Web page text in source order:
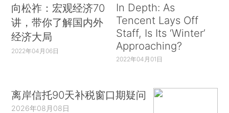
向松祚：宏观经济70
讲，带你了解国内外
经济大局
2022年04月06日
In Depth: As
Tencent Lays Off
Staff, Is Its ‘Winter’
Approaching?
2022年04月01日
离岸信托90天补税窗口期疑问
2026年08月08日